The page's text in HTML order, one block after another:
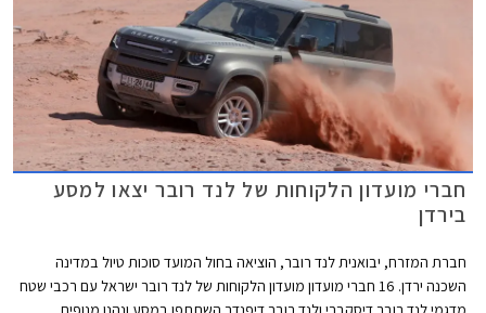
חברי מועדון הלקוחות של לנד רובר יצאו למסע
בירדן
חברת המזרח, יבואנית לנד רובר, הוציאה בחול המועד סוכות טיול במדינה
השכנה ירדן. 16 חברי מועדון מועדון הלקוחות של לנד רובר ישראל עם רכבי שטח